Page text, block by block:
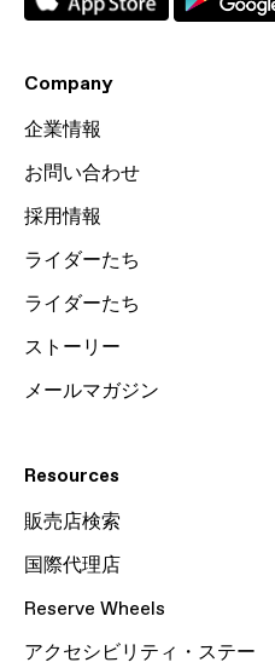
Company
企業情報
お問い合わせ
採用情報
ライダーたち
ライダーたち
ストーリー
メールマガジン
Resources
販売店検索
国際代理店
Reserve Wheels
アクセシビリティ・ステー